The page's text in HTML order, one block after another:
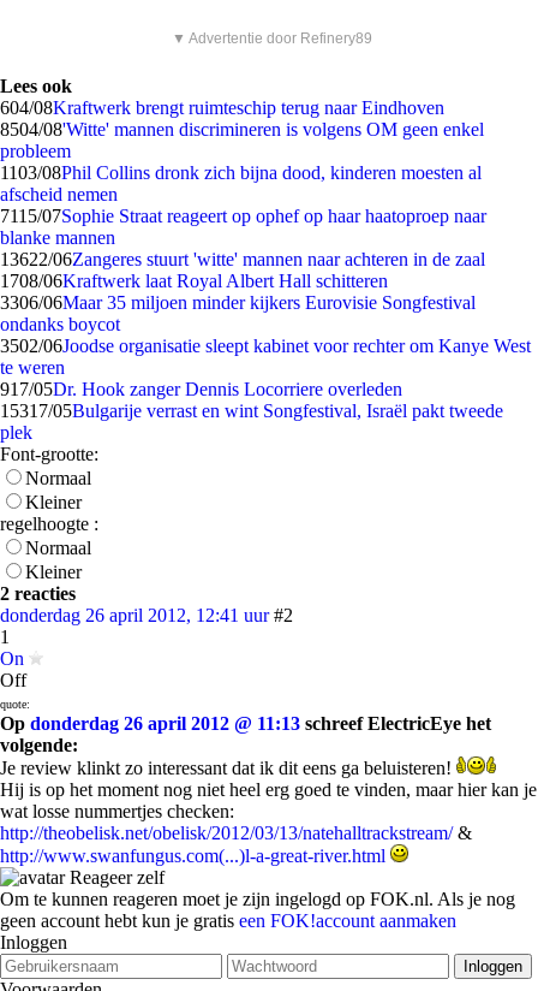
▼ Advertentie door Refinery89
Lees ook
604/08Kraftwerk brengt ruimteschip terug naar Eindhoven
8504/08'Witte' mannen discrimineren is volgens OM geen enkel
probleem
1103/08Phil Collins dronk zich bijna dood, kinderen moesten al
afscheid nemen
7115/07Sophie Straat reageert op ophef op haar haatoproep naar
blanke mannen
13622/06Zangeres stuurt 'witte' mannen naar achteren in de zaal
1708/06Kraftwerk laat Royal Albert Hall schitteren
3306/06Maar 35 miljoen minder kijkers Eurovisie Songfestival
ondanks boycot
3502/06Joodse organisatie sleept kabinet voor rechter om Kanye West
te weren
917/05Dr. Hook zanger Dennis Locorriere overleden
15317/05Bulgarije verrast en wint Songfestival, Israël pakt tweede
plek
Font-grootte:
Normaal
Kleiner
regelhoogte :
Normaal
Kleiner
2 reacties
donderdag 26 april 2012, 12:41 uur #2
1
On
Off
quote:
Op donderdag 26 april 2012 @ 11:13 schreef ElectricEye het
volgende:
Je review klinkt zo interessant dat ik dit eens ga beluisteren!
Hij is op het moment nog niet heel erg goed te vinden, maar hier kan je
wat losse nummertjes checken:
http://theobelisk.net/obelisk/2012/03/13/natehalltrackstream/&
http://www.swanfungus.com(...)l-a-great-river.html
Reageer zelf
Om te kunnen reageren moet je zijn ingelogd op FOK.nl. Als je nog
geen account hebt kun je gratis een FOK!account aanmaken
Inloggen